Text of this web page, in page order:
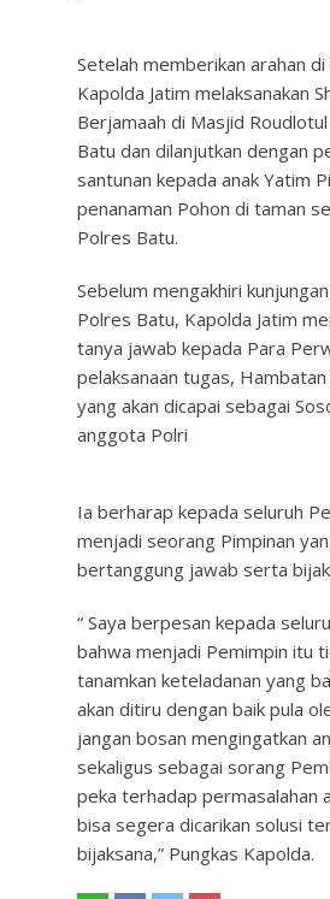
Setelah memberikan arahan
Kapolda Jatim melaksanakan
Berjamaah di Masjid
Batu dan dilanjutkan dengan
santunan kepada anak Yatim
penanaman Pohon di taman
Polres Batu.
Sebelum mengakhiri
Polres Batu, Kapolda Jatim
tanya jawab kepada Para
pelaksanaan tugas,
yang akan dicapai sebagai
anggota Polri
Ia berharap kepada seluruh
menjadi seorang Pimpinan
bertanggung jawab serta
“ Saya berpesan kepada
bahwa menjadi Pemimpin itu
tanamkan keteladanan yang
akan ditiru dengan baik pula
jangan bosan mengingatkan
sekaligus sebagai sorang
peka terhadap permasalahan
bisa segera dicarikan solusi
bijaksana,” Pungkas Kapolda.